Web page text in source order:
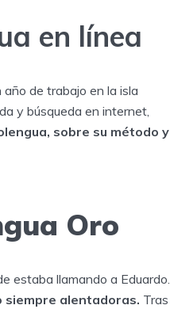
en línea
de trabajo en la isla
y búsqueda en internet,
sobre su método y
Oro
estaba llamando a Eduardo.
siempre alentadoras. Tras